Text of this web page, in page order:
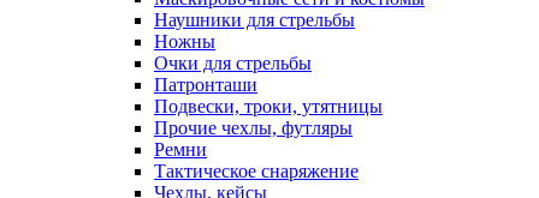
Наушники для стрельбы
Ножны
Очки для стрельбы
Патронташи
Подвески, троки, утятницы
Прочие чехлы, футляры
Ремни
Тактическое снаряжение
Чехлы, кейсы